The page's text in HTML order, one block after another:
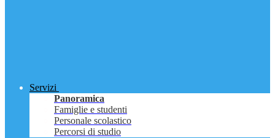
Servizi
Panoramica
Famiglie e studenti
Personale scolastico
Percorsi di studio